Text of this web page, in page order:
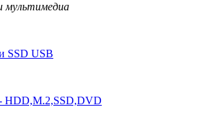
мультимедиа
SSD USB
HDD,M.2,SSD,DVD